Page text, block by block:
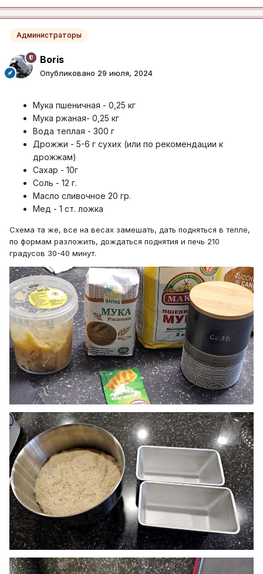
Администраторы
Boris
Опубликовано 29 июля, 2024
Мука пшеничная - 0,25 кг
Мука ржаная- 0,25 кг
Вода теплая - 300 г
Дрожжи - 5-6 г сухих (или по рекомендации к
дрожжам)
Сахар - 10г
Соль - 12 г.
Масло сливочное 20 гр.
Мед - 1 ст. ложка
Схема та же, все на весах замешать, дать подняться в тепле,
по формам разложить, дождаться поднятия и печь 210
градусов 30-40 минут.